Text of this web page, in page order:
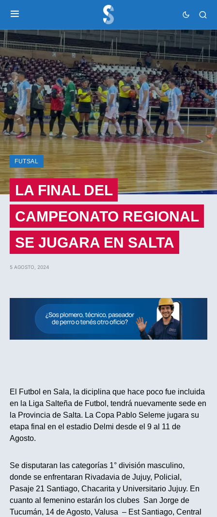
FUTSAL
LA FINAL DEL
CAMPEONATO REGIONAL
SE JUGARA EN SALTA
5 AGOSTO, 2024
El Futbol en Sala, la diciplina que hace poco fue incluida
en la Liga Salteña de Futbol, tendrá nuevamente sede en
la Provincia de Salta. La Copa Pablo Seleme jugara su
etapa final en el estadio Delmi desde el 9 al 11 de
Agosto.
Se disputaran las categorías 1° división masculino,
donde se enfrentaran Rivadavia de Jujuy, Policial,
Pasaje 21 Santiago, Chacarita y Universitario Jujuy. En
cuanto al femenino estarán los clubes San Jorge de
Tucumán, 14 de Agosto, Valusa – Est Santiago, Central